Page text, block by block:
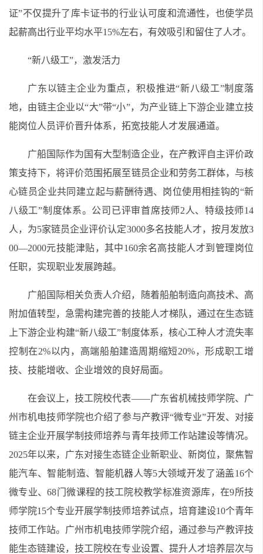
证”不仅提升了库卡证书的行业认可度和流通性，也使学员
起薪高出行业平均水平15%左右，有效吸引和留住了人才。
“新八级工”，激发活力
广东以链主企业为重点，积极推进“新八级工”制度落
地，由链主企业以“大”带“小”，为产业链上下游企业建立技
能岗位人员评价晋升体系，拓宽技能人才发展通道。
广船国际作为国有大型制造企业，在产教评自主评价政
策支持下，将评价范围拓展至链员企业和劳务工群体，与核
心链员企业共同建立起与薪酬待遇、岗位使用相挂钩的“新
八级工”制度体系。公司已评审首席技师2人、特级技师14
人，为5家链员企业评价认定3000多名技能人才，按月发放3
00—2000元技能津贴，其中160余名高技能人才到管理岗位
任职，实现职业发展跨越。
广船国际相关负责人介绍，随着船舶制造向高技术、高
附加值转型，急需构建完善的技能人才梯队，通过在生态链
上下游企业构建“新八级工”制度体系，核心工种人才流失率
控制在2%以内，高端船舶建造周期缩短20%，形成职工增
技、技能增收、企业增效的良好局面。
在会议上，技工院校代表——广东省机械技师学院、广
州市机电技师学院也介绍了参与产教评“微专业”开发、对接
链主企业开展学制技师培养与青年技师工作站建设等情况。
2025年以来，广东对接生态链企业新职业、新岗位，聚焦智
能汽车、智能制造、智能机器人等5大领域开发了涵盖16个
微专业、68门微课程的技工院校教学标准资源库，在9所技
师学院15个专业开展学制技师培养试点，培育建设10个青年
技师工作站。广州市机电技师学院介绍，通过参与产教评技
能生态链建设，技工院校在专业设置、提升人才培养层次与